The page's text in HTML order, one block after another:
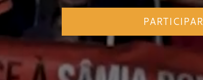
PARTICIPAR